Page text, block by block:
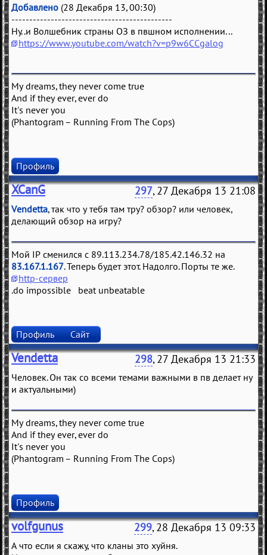
Добавлено (28 Декабря 13, 00:30)
---------------------------------------------
Ну..и Волшебник страны ОЗ в пвшном исполнении...
https://www.youtube.com/watch?v=p9w6CCgalog
My dreams, they never come true
And if they ever, ever do
It's never you
(Phantogram – Running From The Cops)
Профиль
XCanG 297, 27 Декабря 13 21:08
Vendetta, так что у тебя там тру? обзор? или человек,
делающий обзор на игру?
Мой IP сменился с 89.113.234.78/185.42.146.32 на
83.167.1.167. Теперь будет этот. Надолго. Порты те же.
http-сервер
.do impossible beat unbeatable
Профиль Сайт
Vendetta 298, 27 Декабря 13 21:33
Человек. Он так со всеми темами важными в пв делает ну
и актуальными)
My dreams, they never come true
And if they ever, ever do
It's never you
(Phantogram – Running From The Cops)
Профиль
volfgunus 299, 28 Декабря 13 09:33
А что если я скажу, что кланы это хуйня.